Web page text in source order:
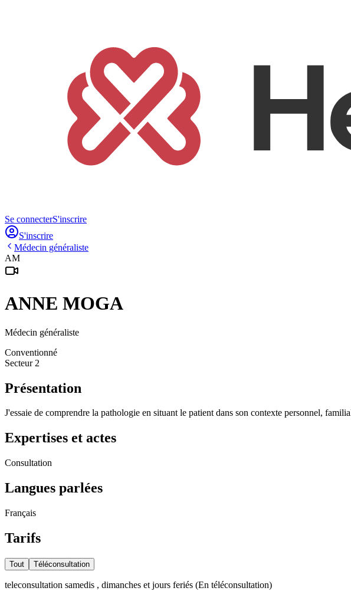
Se connecterS'inscrire
S'inscrire
Médecin généraliste
AM
ANNE MOGA
Médecin généraliste
Conventionné
Secteur 2
Présentation
J'essaie de comprendre la pathologie en situant le patient dans son contexte personnel,
Expertises et actes
Consultation
Langues parlées
Français
Tarifs
Tout Téléconsultation
teleconsultation samedis , dimanches et jours feriés (En téléconsultation)